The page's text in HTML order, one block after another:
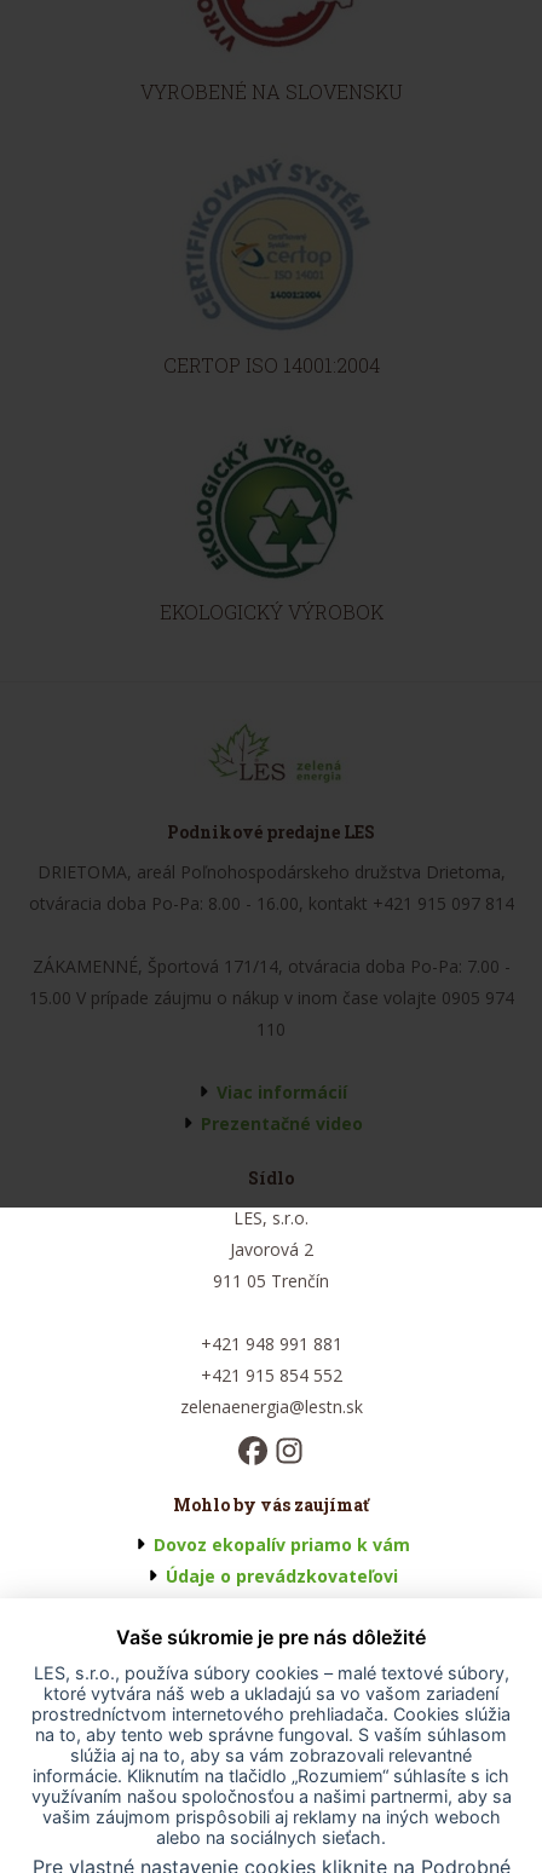
VYROBENÉ NA SLOVENSKU
CERTOP ISO 14001:2004
EKOLOGICKÝ VÝROBOK
Podnikové predajne LES
DRIETOMA, areál Poľnohospodárskeho družstva Drietoma,
otváracia doba Po-Pa: 8.00 - 16.00, kontakt +421 915 097 814
ZÁKAMENNÉ, Športová 171/14, otváracia doba Po-Pa: 7.00 -
15.00 V prípade záujmu o nákup v inom čase volajte 0905 974
110
Viac informácií
Prezentačné video
Sídlo
LES, s.r.o.
Javorová 2
911 05 Trenčín
+421 948 991 881
+421 915 854 552
zelenaenergia@lestn.sk
Mohlo by vás zaujímať
Dovoz ekopalív priamo k vám
Údaje o prevádzkovateľovi
Odstúpenie od zmluvy
Odstúpenie od zmluvy - formulár
Reklamačný poriadok
Ochrana osobných údajov
Vyhlásenie o prístupnosti
Projekt EÚ
Nastavenia cookies
Vaše súkromie je pre nás dôležité
LES, s.r.o., používa súbory cookies – malé textové súbory,
ktoré vytvára náš web a ukladajú sa vo vašom zariadení
prostredníctvom internetového prehliadača. Cookies slúžia
na to, aby tento web správne fungoval. S vaším súhlasom
slúžia aj na to, aby sa vám zobrazovali relevantné
informácie. Kliknutím na tlačidlo „Rozumiem“ súhlasíte s ich
využívaním našou spoločnosťou a našimi partnermi, aby sa
vašim záujmom prispôsobili aj reklamy na iných weboch
alebo na sociálnych sieťach.
Pre vlastné nastavenie cookies kliknite na Podrobné